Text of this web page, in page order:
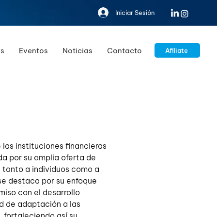
Iniciar Sesión
Eventos Noticias Contacto Afiliate
las instituciones financieras
por su amplia oferta de
a individuos como a
destaca por su enfoque
con el desarrollo
de adaptación a las